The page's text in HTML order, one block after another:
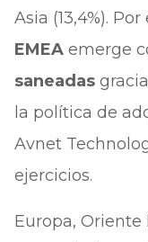
Asia (13,4%).
EMEAemerge
saneadas
la política de
Avnet
ejercicios.
Europa,